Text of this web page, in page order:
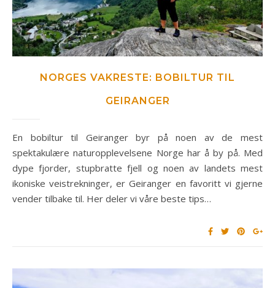
NORGES VAKRESTE: BOBILTUR TIL
GEIRANGER
En bobiltur til Geiranger byr på noen av de mest
spektakulære naturopplevelsene Norge har å by på. Med
dype fjorder, stupbratte fjell og noen av landets mest
ikoniske veistrekninger, er Geiranger en favoritt vi gjerne
vender tilbake til. Her deler vi våre beste tips…